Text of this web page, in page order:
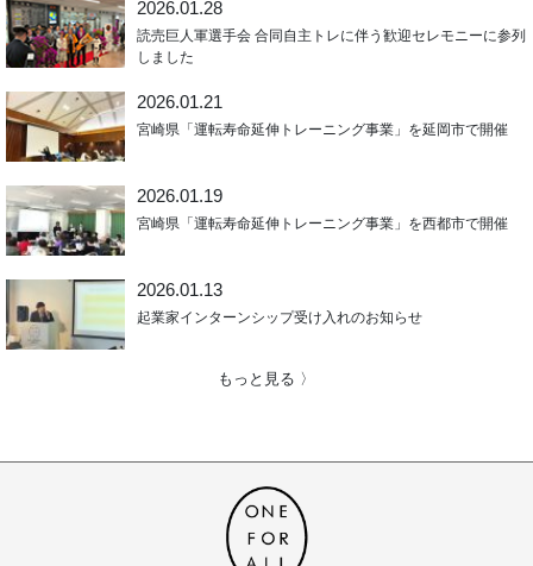
2026.01.28
読売巨人軍選手会 合同自主トレに伴う歓迎セレモニーに参列
しました
2026.01.21
宮崎県「運転寿命延伸トレーニング事業」を延岡市で開催
2026.01.19
宮崎県「運転寿命延伸トレーニング事業」を西都市で開催
2026.01.13
起業家インターンシップ受け入れのお知らせ
もっと見る 〉